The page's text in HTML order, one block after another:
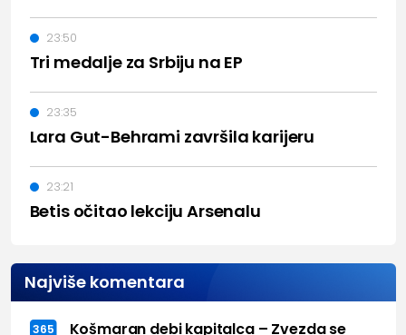
Tri medalje za Srbiju na EP
23:50
Lara Gut-Behrami završila karijeru
23:35
Betis očitao lekciju Arsenalu
23:21
Najviše komentara
365
Košmaran debi kapitalca – Zvezda se